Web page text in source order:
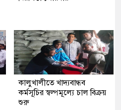
কালুখালীতে খাদ্যবান্ধব
কর্মসূচির স্বল্পমূল্যে চাল বিক্রয়
শুরু